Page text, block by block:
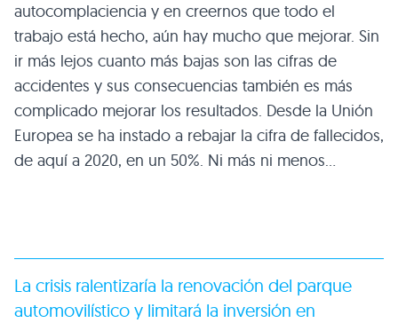
autocomplaciencia y en creernos que todo el
trabajo está hecho, aún hay mucho que mejorar. Sin
ir más lejos cuanto más bajas son las cifras de
accidentes y sus consecuencias también es más
complicado mejorar los resultados. Desde la Unión
Europea se ha instado a rebajar la cifra de fallecidos,
de aquí a 2020, en un 50%. Ni más ni menos…
La crisis ralentizaría la renovación del parque
automovilístico y limitará la inversión en